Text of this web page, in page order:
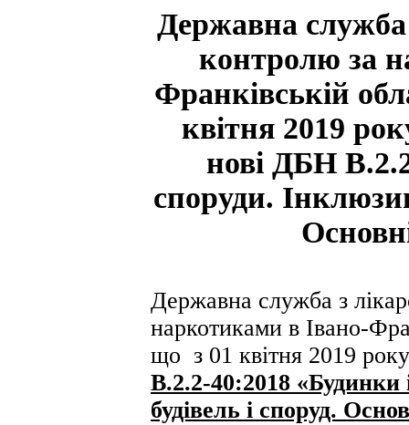
Державна служба
контролю за
Франківській
квітня 2019
нові ДБН
споруди.
Державна служба з
наркотиками в Івано-
що з 01 квітня 2019
В.2.2-40:2018 «Будинки
будівель і споруд.